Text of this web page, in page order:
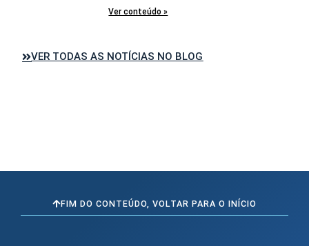
Ver conteúdo »
VER TODAS AS NOTÍCIAS NO BLOG
FIM DO CONTEÚDO, VOLTAR PARA O INÍCIO